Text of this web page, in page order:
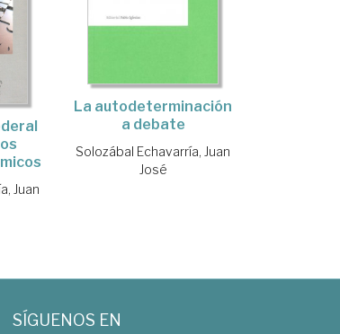
Juan
La autodeterminación
a debate
Solozábal Echavarría, Juan
José
SÍGUENOS EN